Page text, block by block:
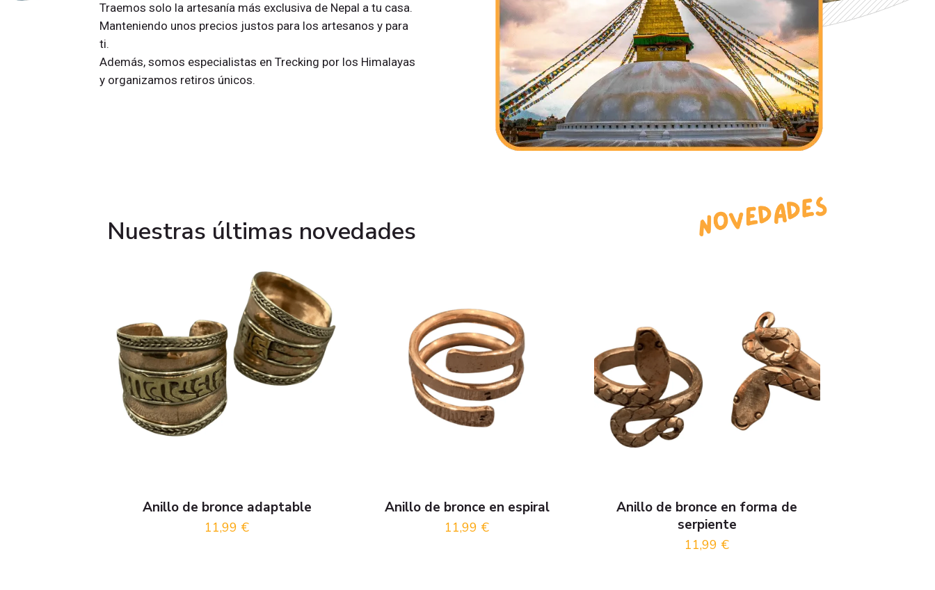
Traemos solo la artesanía más exclusiva de Nepal a tu casa.
Manteniendo unos precios justos para los artesanos y para
ti.
Además, somos especialistas en Trecking por los Himalayas
y organizamos retiros únicos.
Nuestras últimas novedades
Anillo de bronce adaptable
11,99 €
Anillo de bronce en espiral
11,99 €
Anillo de bronce en forma de
serpiente
11,99 €